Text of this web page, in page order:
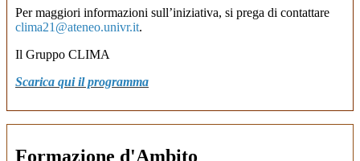
Per maggiori informazioni sull’iniziativa, si prega di contattare
clima21@ateneo.univr.it.
Il Gruppo CLIMA
Scarica qui il programma
Formazione d'Ambito